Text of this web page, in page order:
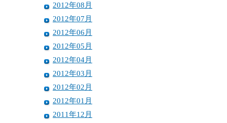
2012年08月
2012年07月
2012年06月
2012年05月
2012年04月
2012年03月
2012年02月
2012年01月
2011年12月